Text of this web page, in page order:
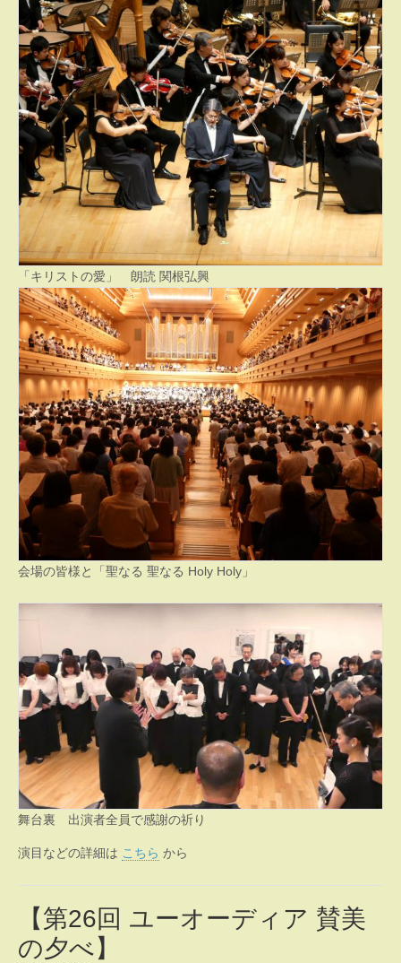
「キリストの愛」 朗読 関根弘興
会場の皆様と「聖なる 聖なる Holy Holy」
舞台裏 出演者全員で感謝の祈り
演目などの詳細は こちら から
【第26回 ユーオーディア 賛美
の夕べ】